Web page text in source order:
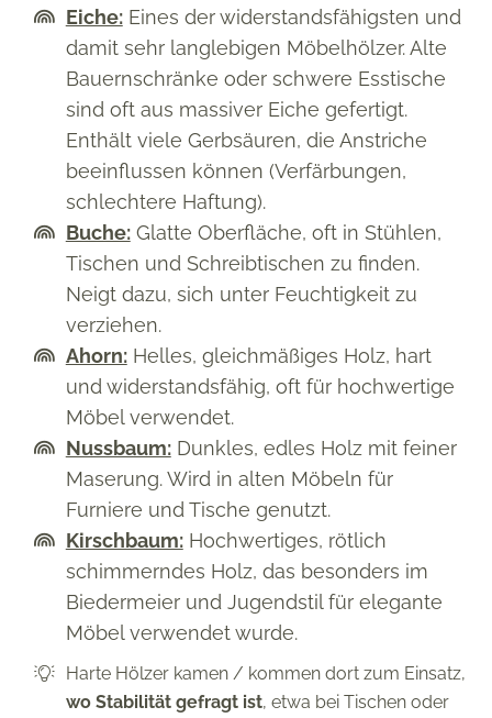
Eiche:Eines der widerstandsfähigsten und
damit sehr langlebigen Möbelhölzer. Alte
Bauernschränke oder schwere Esstische
sind oft aus massiver Eiche gefertigt.
Enthält viele Gerbsäuren, die Anstriche
beeinflussen können (Verfärbungen,
schlechtere Haftung).
Buche:Glatte Oberfläche, oft in Stühlen,
Tischen und Schreibtischen zu finden.
Neigt dazu, sich unter Feuchtigkeit zu
verziehen.
Ahorn:Helles, gleichmäßiges Holz, hart
und widerstandsfähig, oft für hochwertige
Möbel verwendet.
Nussbaum:Dunkles, edles Holz mit feiner
Maserung. Wird in alten Möbeln für
Furniere und Tische genutzt.
Kirschbaum:Hochwertiges, rötlich
schimmerndes Holz, das besonders im
Biedermeier und Jugendstil für elegante
Möbel verwendet wurde.
Harte Hölzer kamen / kommen dort zum Einsatz,
wo Stabilität gefragt ist, etwa bei Tischen oder